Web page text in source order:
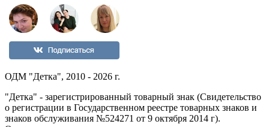
ОДМ "Детка", 2010 - 2026 г.
"Детка" - зарегистрированный товарный знак (Свидетельство
о регистрации в Государственном реестре товарных знаков и
знаков обслуживания №524271 от 9 октября 2014 г).